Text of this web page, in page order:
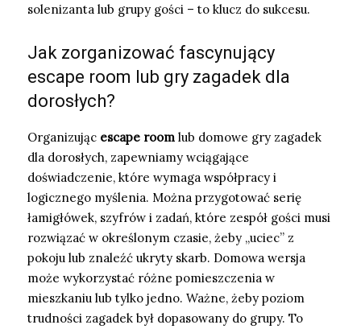
solenizanta lub grupy gości – to klucz do sukcesu.
Jak zorganizować fascynujący
escape room lub gry zagadek dla
dorosłych?
Organizując escape room lub domowe gry zagadek
dla dorosłych, zapewniamy wciągające
doświadczenie, które wymaga współpracy i
logicznego myślenia. Można przygotować serię
łamigłówek, szyfrów i zadań, które zespół gości musi
rozwiązać w określonym czasie, żeby „uciec” z
pokoju lub znaleźć ukryty skarb. Domowa wersja
może wykorzystać różne pomieszczenia w
mieszkaniu lub tylko jedno. Ważne, żeby poziom
trudności zagadek był dopasowany do grupy. To